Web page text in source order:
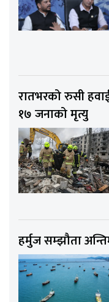
रातभरको रुसी
१७ जनाको मृत्यु
हर्मुज सम्झौता